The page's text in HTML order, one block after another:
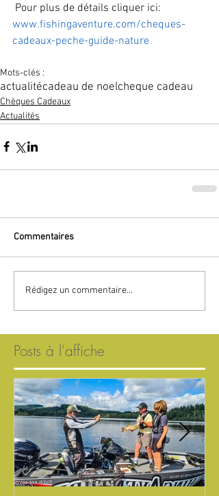
Pour plus de détails cliquer ici:
www.fishingaventure.com/cheques-
cadeaux-peche-guide-nature
Mots-clés :
actualitécadeau de noelcheque cadeau
Chèques Cadeaux
Actualités
Commentaires
Rédigez un commentaire...
Posts à l'affiche